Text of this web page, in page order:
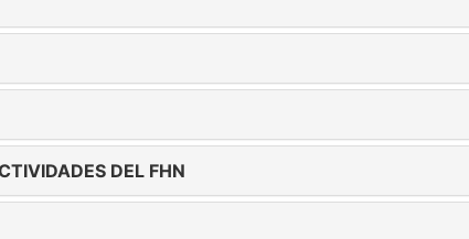
DEL FHN